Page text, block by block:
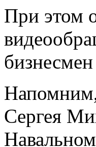
При этом
Сергея